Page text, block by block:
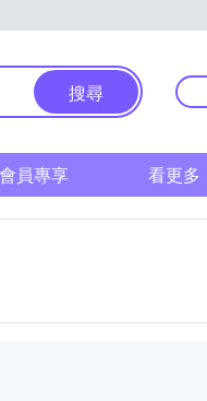
搜尋
會員專享 看更多